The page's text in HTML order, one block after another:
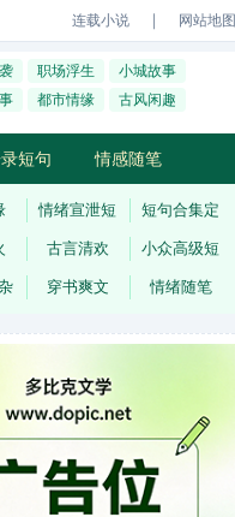
连载小说 ｜ 网站地图
职场浮生
小城故事
都市情缘 古风闲趣
短句 情感随笔
情绪宣泄短 短句合集定
古言清欢 小众高级短
穿书爽文 情绪随笔